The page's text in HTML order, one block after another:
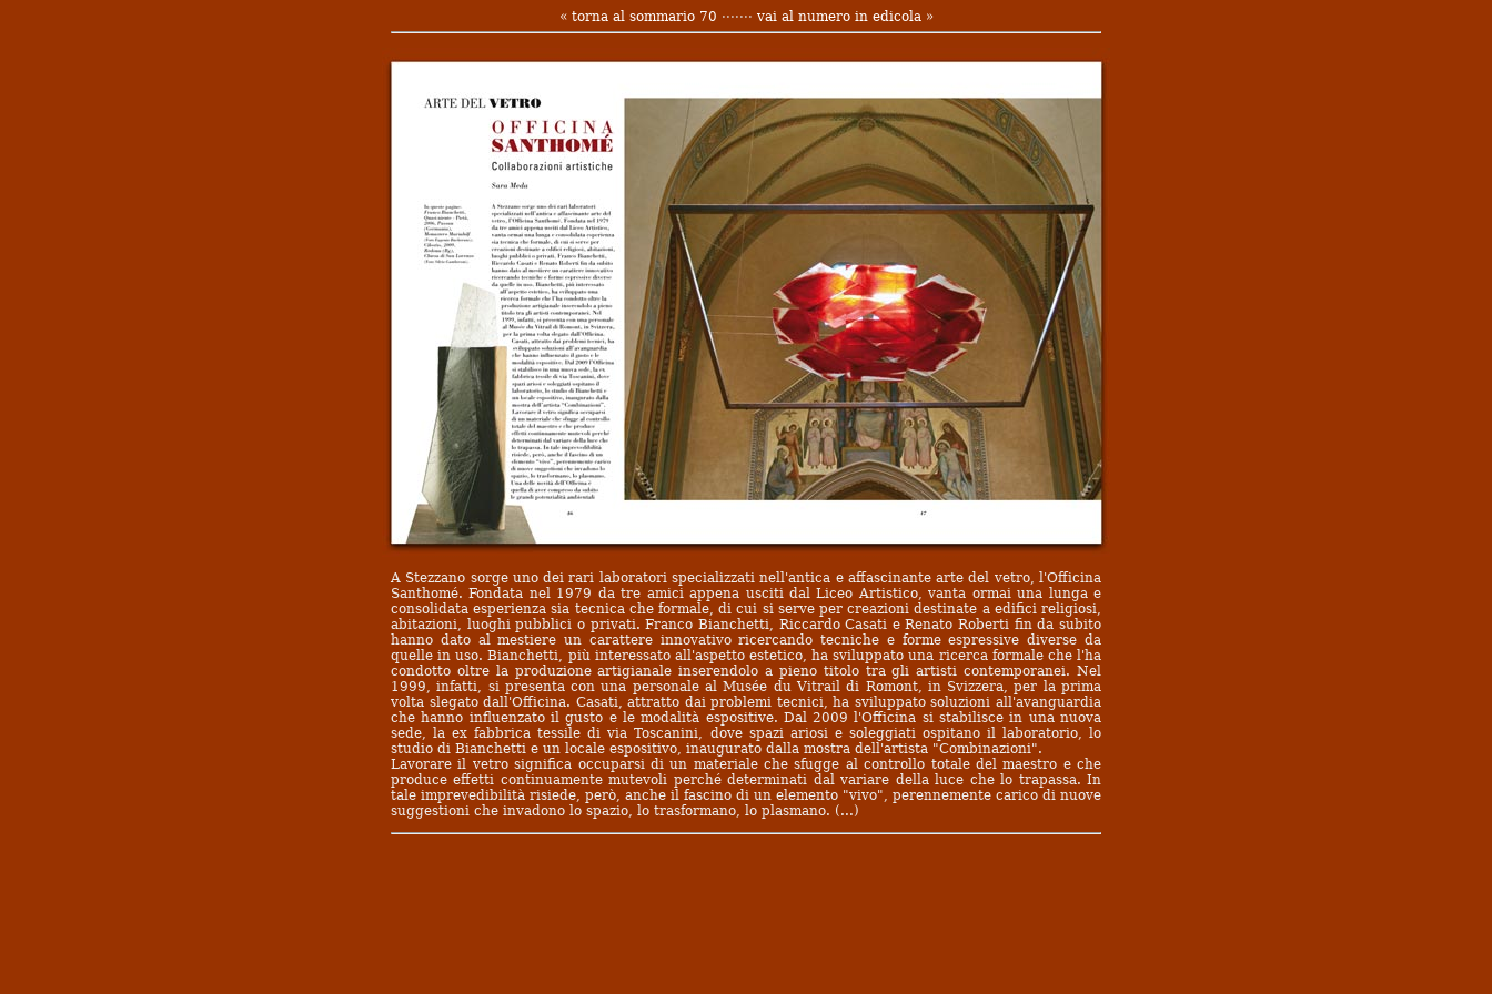
« torna al sommario 70 ······· vai al numero in edicola »
A Stezzano sorge uno dei rari laboratori specializzati nell'antica e affascinante arte del vetro, l'Officina
Santhomé. Fondata nel 1979 da tre amici appena usciti dal Liceo Artistico, vanta ormai una lunga e
consolidata esperienza sia tecnica che formale, di cui si serve per creazioni destinate a edifici religiosi,
abitazioni, luoghi pubblici o privati. Franco Bianchetti, Riccardo Casati e Renato Roberti fin da subito
hanno dato al mestiere un carattere innovativo ricercando tecniche e forme espressive diverse da
quelle in uso. Bianchetti, più interessato all'aspetto estetico, ha sviluppato una ricerca formale che l'ha
condotto oltre la produzione artigianale inserendolo a pieno titolo tra gli artisti contemporanei. Nel
1999, infatti, si presenta con una personale al Musée du Vitrail di Romont, in Svizzera, per la prima
volta slegato dall'Officina. Casati, attratto dai problemi tecnici, ha sviluppato soluzioni all'avanguardia
che hanno influenzato il gusto e le modalità espositive. Dal 2009 l'Officina si stabilisce in una nuova
sede, la ex fabbrica tessile di via Toscanini, dove spazi ariosi e soleggiati ospitano il laboratorio, lo
studio di Bianchetti e un locale espositivo, inaugurato dalla mostra dell'artista "Combinazioni".
Lavorare il vetro significa occuparsi di un materiale che sfugge al controllo totale del maestro e che
produce effetti continuamente mutevoli perché determinati dal variare della luce che lo trapassa. In
tale imprevedibilità risiede, però, anche il fascino di un elemento "vivo", perennemente carico di nuove
suggestioni che invadono lo spazio, lo trasformano, lo plasmano. (...)